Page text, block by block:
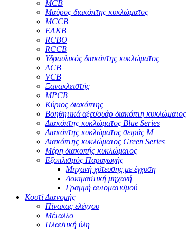
MCB
Μαύρος διακόπτης κυκλώματος
MCCB
ΕΛΚΒ
RCBO
RCCB
Υδραυλικός διακόπτης κυκλώματος
ACB
VCB
Ξανακλειστής
MPCB
Κύριος διακόπτης
Βοηθητικά αξεσουάρ διακόπτη κυκλώματος
Διακόπτης κυκλώματος Blue Series
Διακόπτης κυκλώματος σειράς M
Διακόπτης κυκλώματος Green Series
Μέρη διακοπής κυκλώματος
Εξοπλισμός Παραγωγής
Μηχανή χύτευσης με έγχυση
Δοκιμαστική μηχανή
Γραμμή αυτοματισμού
Κουτί Διανομής
Πίνακας ελέγχου
Μέταλλο
Πλαστική ύλη